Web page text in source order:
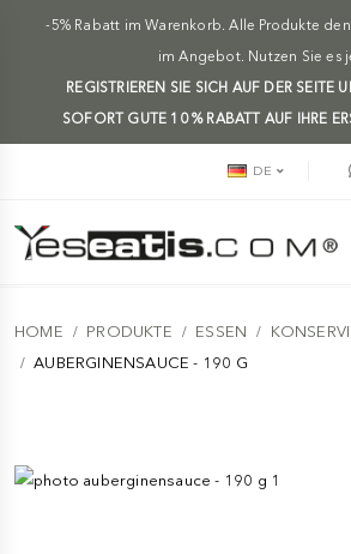
-5% Rabatt im Warenkorb. Alle Produkte
im Angebot. Nutzen Sie es
REGISTRIEREN SIE SICH AUF DER SEITE
SOFORT GUTE 10 % RABATT AUF IHRE
DE
HOME PRODUKTE ESSEN
AUBERGINENSAUCE - 190 G